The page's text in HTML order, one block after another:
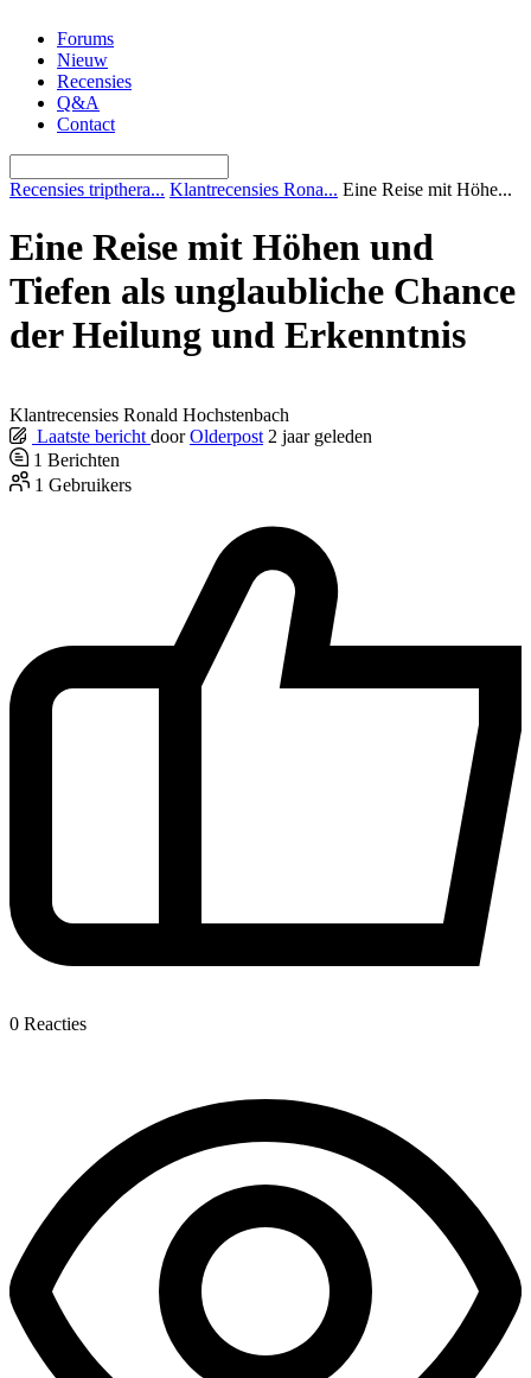
naar
inhoud
Forums
Nieuw
Recensies
Q&A
Contact
Recensies tripthera... Klantrecensies Rona... Eine Reise mit Höhe...
Eine Reise mit Höhen und
Tiefen als unglaubliche Chance
der Heilung und Erkenntnis
Klantrecensies Ronald Hochstenbach
Laatste bericht door Olderpost 2 jaar geleden
1 Berichten
1 Gebruikers
0 Reacties